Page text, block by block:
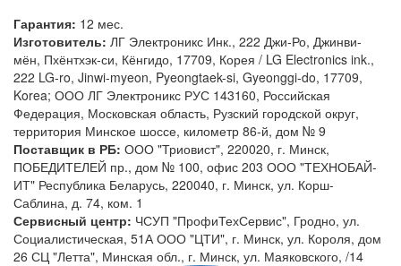
Гарантия: 12 мес.
Изготовитель: ЛГ Электроникс Инк., 222 Джи-Ро, Джинви-
мён, Пхёнтхэк-си, Кёнгидо, 17709, Корея / LG Electronics ink.,
222 LG-ro, Jinwi-myeon, Pyeongtaek-si, Gyeonggi-do, 17709,
Korea; ООО ЛГ Электроникс РУС 143160, Российская
Федерация, Московская область, Рузский городской округ,
территория Минское шоссе, километр 86-й, дом № 9
Поставщик в РБ: ООО "Триовист", 220020, г. Минск,
ПОБЕДИТЕЛЕЙ пр., дом № 100, офис 203 ООО "ТЕХНОБАЙ-
ИТ" Республика Беларусь, 220040, г. Минск, ул. Корш-
Саблина, д. 74, ком. 1
Сервисный центр: ЧСУП "ПрофиТехСервис", Гродно, ул.
Социалистическая, 51А ООО "ЦТИ", г. Минск, ул. Короля, дом
26 СЦ "Летта", Минская обл., г. Минск, ул. Маяковского, /14